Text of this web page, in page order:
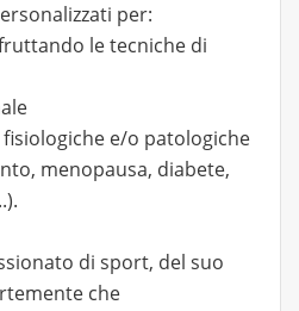
per:
le tecniche di
e/o patologiche
menopausa, diabete,
di sport, del suo
che